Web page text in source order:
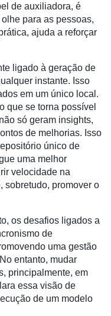
de auxiliadora, é
para as pessoas,
ajuda a reforçar
ligado à geração de
instante. Isso
em um único local.
que se torna possível
só geram insights,
de melhorias. Isso
único de
uma melhor
velocidade na
sobretudo, promover o
os desafios ligados a
de
uma gestão
entanto, mudar
principalmente, em
essa visão de
de um modelo